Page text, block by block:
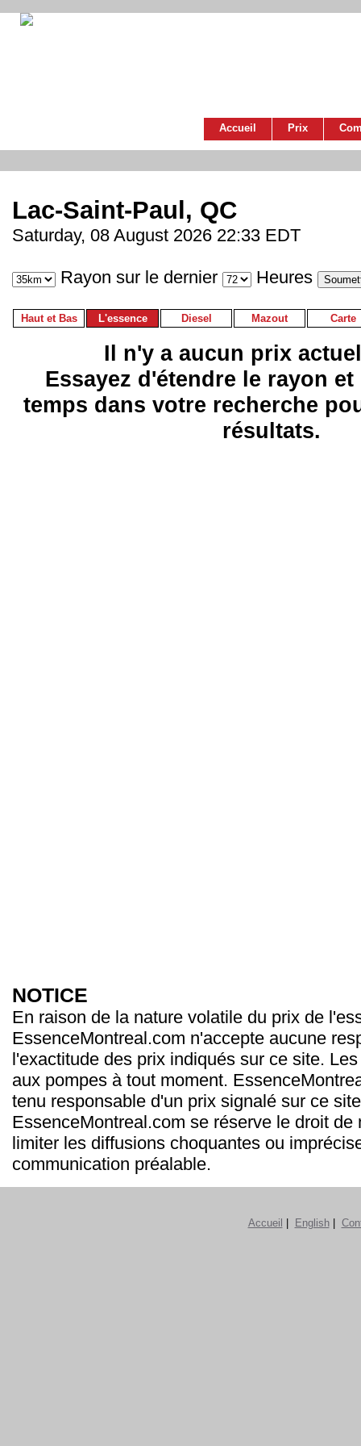
Accueil Prix
Lac-Saint-Paul, QC
Saturday, 08 August 2026 22:33 EDT
Rayon sur le dernier Heures
Haut et Bas L'essence Diesel Mazout Carte
Il n'y a aucun prix
Essayez d'étendre le rayon
temps dans votre recherche
résultats.
NOTICE
En raison de la nature volatile du prix de
EssenceMontreal.com n'accepte aucune
l'exactitude des prix indiqués sur ce site.
aux pompes à tout moment.
tenu responsable d'un prix signalé sur ce
EssenceMontreal.com se réserve le droit de
limiter les diffusions choquantes ou
communication préalable.
Accueil English|